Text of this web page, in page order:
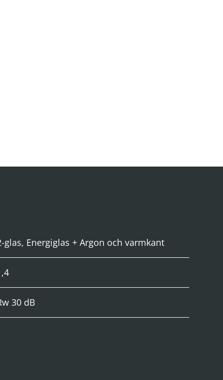
glas, Energiglas + Argon och varmkant
30 dB